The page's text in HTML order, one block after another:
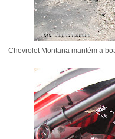
Chevrolet Montana mantém a